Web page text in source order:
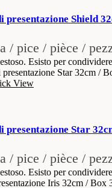
presentazione Shield
/ pice / pièce /
Esisto per condividere
View
presentazione Star
/ pice / pièce /
Esisto per condividere